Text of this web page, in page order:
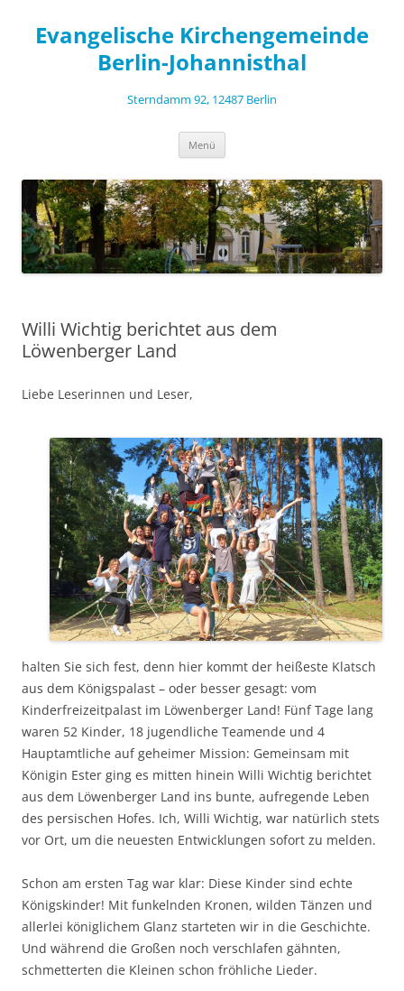
springen
Evangelische Kirchengemeinde
Berlin-Johannisthal
Sterndamm 92, 12487 Berlin
Menü
Willi Wichtig berichtet aus dem
Löwenberger Land
Liebe Leserinnen und Leser,
halten Sie sich fest, denn hier kommt der heißeste Klatsch
aus dem Königspalast – oder besser gesagt: vom
Kinderfreizeitpalast im Löwenberger Land! Fünf Tage lang
waren 52 Kinder, 18 jugendliche Teamende und 4
Hauptamtliche auf geheimer Mission: Gemeinsam mit
Königin Ester ging es mitten hinein Willi Wichtig berichtet
aus dem Löwenberger Land ins bunte, aufregende Leben
des persischen Hofes. Ich, Willi Wichtig, war natürlich stets
vor Ort, um die neuesten Entwicklungen sofort zu melden.
Schon am ersten Tag war klar: Diese Kinder sind echte
Königskinder! Mit funkelnden Kronen, wilden Tänzen und
allerlei königlichem Glanz starteten wir in die Geschichte.
Und während die Großen noch verschlafen gähnten,
schmetterten die Kleinen schon fröhliche Lieder.